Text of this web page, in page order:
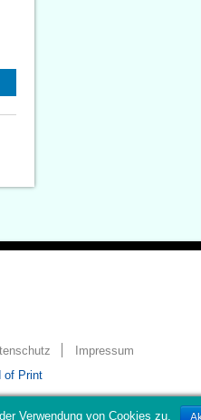
Impressum
of Print
Verwendung von Cookies zu.